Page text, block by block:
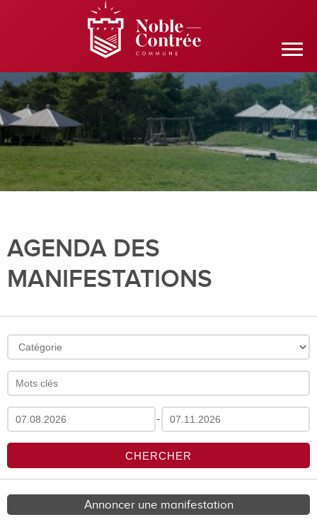
AGENDA DES
MANIFESTATIONS
-
Annoncer une manifestation